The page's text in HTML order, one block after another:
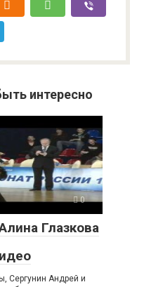
интересно
0
Глазкова
Сергунин Андрей и